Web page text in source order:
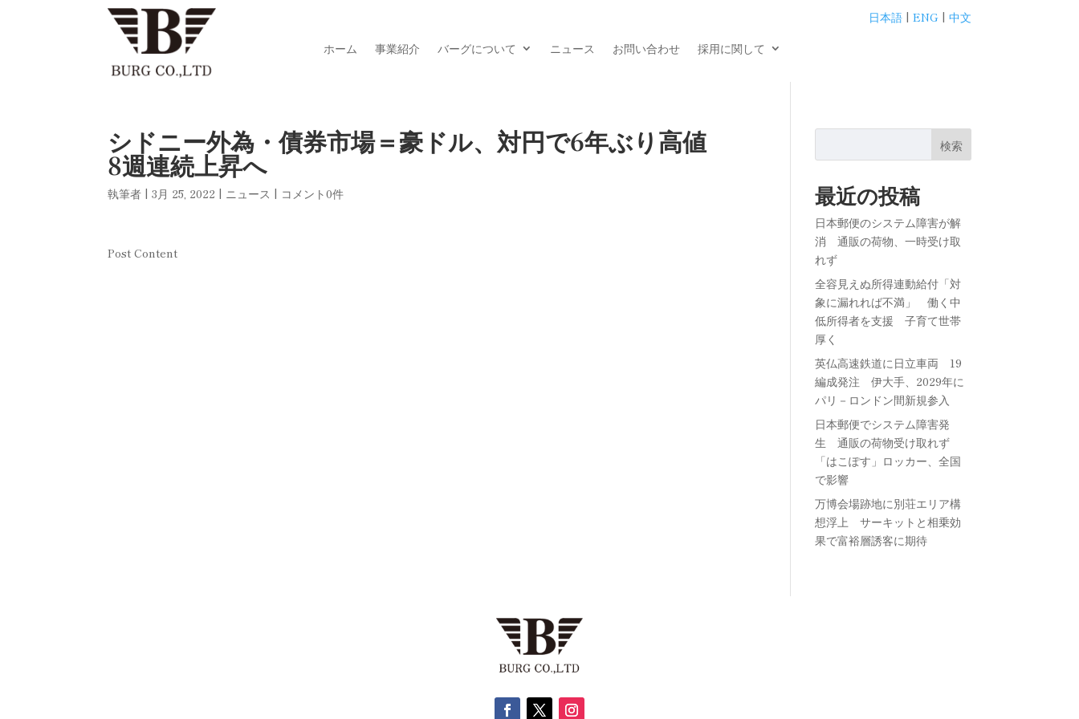
日本語| ENG| 中文
ホーム
事業紹介 バーグについて ニュース お問い合わせ 採用に関して
シドニー外為・債券市場＝豪ドル、対円で6年ぶり高値
8週連続上昇へ
執筆者 |3月 25, 2022 | ニュース | コメント0件
Post Content
検索
最近の投稿
日本郵便のシステム障害が解
消 通販の荷物、一時受け取
れず
全容見えぬ所得連動給付「対
象に漏れれば不満」 働く中
低所得者を支援 子育て世帯
厚く
英仏高速鉄道に日立車両 19
編成発注 伊大手、2029年に
パリ－ロンドン間新規参入
日本郵便でシステム障害発
生 通販の荷物受け取れず
「はこぽす」ロッカー、全国
で影響
万博会場跡地に別荘エリア構
想浮上 サーキットと相乗効
果で富裕層誘客に期待